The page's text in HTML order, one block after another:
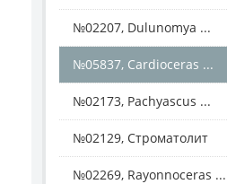
№02207, Dulunomya ...
№05837, Cardioceras ...
№02173, Pachyascus ...
№02129, Строматолит
№02269, Rayonnoceras ...